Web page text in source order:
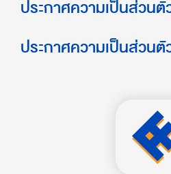
ประกาศความเป็นส่วนตั
ประกาศความเป็นส่วน